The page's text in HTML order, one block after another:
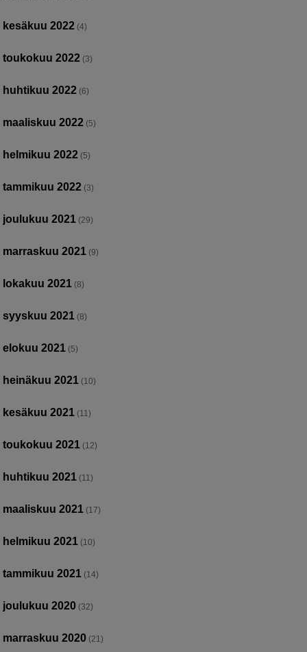
kesäkuu 2022 (4)
toukokuu 2022 (3)
huhtikuu 2022 (6)
maaliskuu 2022 (5)
helmikuu 2022 (5)
tammikuu 2022 (3)
joulukuu 2021 (29)
marraskuu 2021 (9)
lokakuu 2021 (8)
syyskuu 2021 (8)
elokuu 2021 (5)
heinäkuu 2021 (10)
kesäkuu 2021 (11)
toukokuu 2021 (12)
huhtikuu 2021 (11)
maaliskuu 2021 (17)
helmikuu 2021 (10)
tammikuu 2021 (14)
joulukuu 2020 (32)
marraskuu 2020 (21)